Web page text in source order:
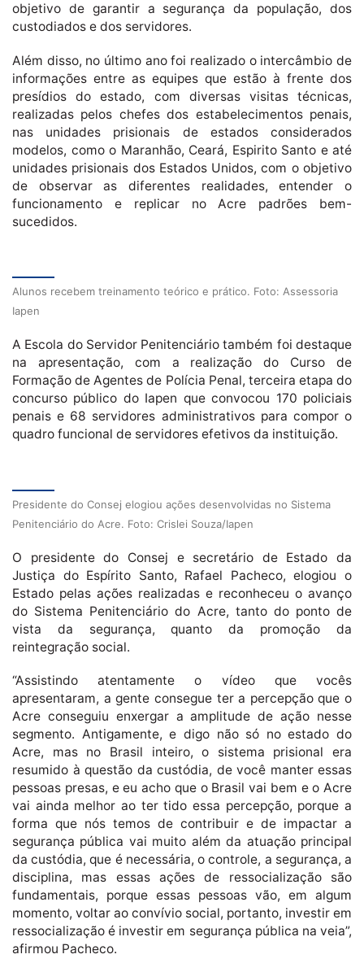
objetivo de garantir a segurança da população, dos
custodiados e dos servidores.
Além disso, no último ano foi realizado o intercâmbio de
informações entre as equipes que estão à frente dos
presídios do estado, com diversas visitas técnicas,
realizadas pelos chefes dos estabelecimentos penais,
nas unidades prisionais de estados considerados
modelos, como o Maranhão, Ceará, Espirito Santo e até
unidades prisionais dos Estados Unidos, com o objetivo
de observar as diferentes realidades, entender o
funcionamento e replicar no Acre padrões bem-
sucedidos.
Alunos recebem treinamento teórico e prático. Foto: Assessoria
Iapen
A Escola do Servidor Penitenciário também foi destaque
na apresentação, com a realização do Curso de
Formação de Agentes de Polícia Penal, terceira etapa do
concurso público do Iapen que convocou 170 policiais
penais e 68 servidores administrativos para compor o
quadro funcional de servidores efetivos da instituição.
Presidente do Consej elogiou ações desenvolvidas no Sistema
Penitenciário do Acre. Foto: Crislei Souza/Iapen
O presidente do Consej e secretário de Estado da
Justiça do Espírito Santo, Rafael Pacheco, elogiou o
Estado pelas ações realizadas e reconheceu o avanço
do Sistema Penitenciário do Acre, tanto do ponto de
vista da segurança, quanto da promoção da
reintegração social.
“Assistindo atentamente o vídeo que vocês
apresentaram, a gente consegue ter a percepção que o
Acre conseguiu enxergar a amplitude de ação nesse
segmento. Antigamente, e digo não só no estado do
Acre, mas no Brasil inteiro, o sistema prisional era
resumido à questão da custódia, de você manter essas
pessoas presas, e eu acho que o Brasil vai bem e o Acre
vai ainda melhor ao ter tido essa percepção, porque a
forma que nós temos de contribuir e de impactar a
segurança pública vai muito além da atuação principal
da custódia, que é necessária, o controle, a segurança, a
disciplina, mas essas ações de ressocialização são
fundamentais, porque essas pessoas vão, em algum
momento, voltar ao convívio social, portanto, investir em
ressocialização é investir em segurança pública na veia”,
afirmou Pacheco.